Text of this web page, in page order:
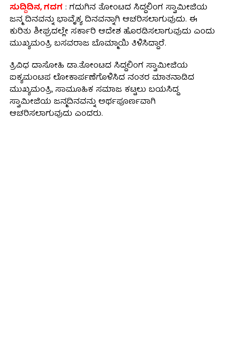
ಸುದ್ದಿದಿನ, ಗದಗ : ಗದುಗಿನ ತೋಂಟದ ಸಿದ್ದಲಿಂಗ ಸ್ವಾಮೀಜಿಯ
ಜನ್ಮ ದಿನವನ್ನು ಭಾವೈಕ್ಯ ದಿನವನ್ನಾಗಿ ಆಚರಿಸಲಾಗುವುದು. ಈ
ಕುರಿತು ಶೀಘ್ರದಲ್ಲೇ ಸರ್ಕಾರಿ ಆದೇಶ ಹೊರಡಿಸಲಾಗುವುದು ಎಂದು
ಮುಖ್ಯಮಂತ್ರಿ ಬಸವರಾಜ ಬೊಮ್ಮಾಯಿ ತಿಳಿಸಿದ್ದಾರೆ.
ತ್ರಿವಿಧ ದಾಸೋಹಿ ಡಾ.ತೋಂಟದ ಸಿದ್ದಲಿಂಗ ಸ್ವಾಮೀಜಿಯ
ಐಕ್ಯಮಂಟಪ ಲೋಕಾರ್ಪಣೆಗೊಳಿಸಿದ ನಂತರ ಮಾತನಾಡಿದ
ಮುಖ್ಯಮಂತ್ರಿ, ಸಾಮೂಹಿಕ ಸಮಾಜ ಕಟ್ಟಲು ಬಯಸಿದ್ದ
ಸ್ವಾಮೀಜಿಯ ಜನ್ಮದಿನವನ್ನು ಅರ್ಥಪೂರ್ಣವಾಗಿ
ಆಚರಿಸಲಾಗುವುದು ಎಂದರು.